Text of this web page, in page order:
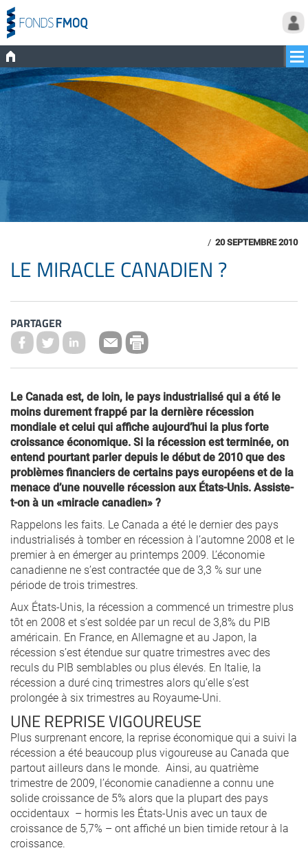
/ 20 SEPTEMBRE 2010
LE MIRACLE CANADIEN ?
PARTAGER
Le Canada est, de loin, le pays industrialisé qui a été le
moins durement frappé par la dernière récession
mondiale et celui qui affiche aujourd’hui la plus forte
croissance économique. Si la récession est terminée, on
entend pourtant parler depuis le début de 2010 que des
problèmes financiers de certains pays européens et de la
menace d’une nouvelle récession aux États-Unis. Assiste-
t-on à un «miracle canadien» ?
Rappelons les faits. Le Canada a été le dernier des pays
industrialisés à tomber en récession à l’automne 2008 et le
premier à en émerger au printemps 2009. L’économie
canadienne ne s’est contractée que de 3,3 % sur une
période de trois trimestres.
Aux États-Unis, la récession a commencé un trimestre plus
tôt en 2008 et s’est soldée par un recul de 3,8% du PIB
américain. En France, en Allemagne et au Japon, la
récession s’est étendue sur quatre trimestres avec des
reculs du PIB semblables ou plus élevés. En Italie, la
récession a duré cinq trimestres alors qu’elle s’est
prolongée à six trimestres au Royaume-Uni.
UNE REPRISE VIGOUREUSE
Plus surprenant encore, la reprise économique qui a suivi la
récession a été beaucoup plus vigoureuse au Canada que
partout ailleurs dans le monde. Ainsi, au quatrième
trimestre de 2009, l’économie canadienne a connu une
solide croissance de 5% alors que la plupart des pays
occidentaux – hormis les États-Unis avec un taux de
croissance de 5,7% – ont affiché un bien timide retour à la
croissance.